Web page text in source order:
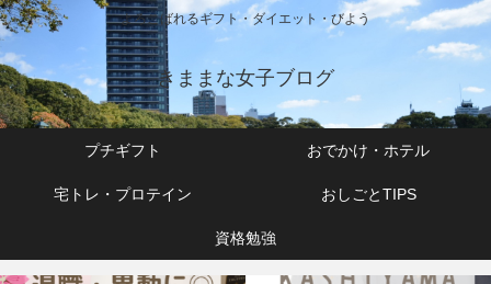
よろこばれるギフト・ダイエット・びよう
きままな女子ブログ
プチギフト おでかけ・ホテル
宅トレ・プロテイン おしごとTIPS
資格勉強